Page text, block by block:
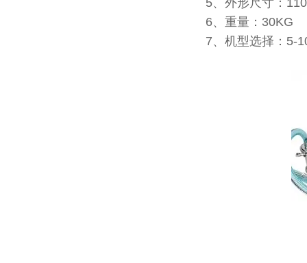
5、外形尺寸：
6、重量：30KG
7、机型选择：5-